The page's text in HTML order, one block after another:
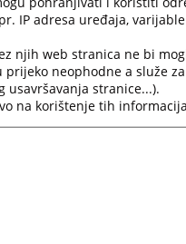
uslova za početak
u Prijedoru („Službeni
da isti mogu početi sa
Bosne i
Prijedoru imenovana je
na dužnost
Bosne i
Snježana Cepić i
dužnost 01.08.2017.
IP adresa uređaja,
njih web stranica ne bi
neophodne a služe
usavršavanja stranice...).
na korištenje tih